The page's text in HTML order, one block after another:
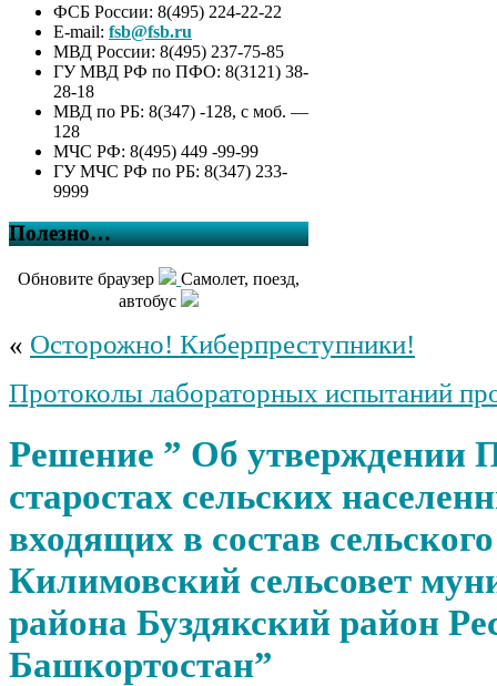
ФСБ России: 8(495) 224-22-22
E-mail: fsb@fsb.ru
МВД России: 8(495) 237-75-85
ГУ МВД РФ по ПФО: 8(3121) 38-
28-18
МВД по РБ: 8(347) -128, с моб. —
128
МЧС РФ: 8(495) 449 -99-99
ГУ МЧС РФ по РБ: 8(347) 233-
9999
Полезно…
Обновите браузер
Самолет, поезд,
автобус
« Осторожно! Киберпреступники!
Протоколы лабораторных испытаний
Решение ” Об утверждении
старостах сельских
входящих в состав
Килимовский сельсовет
района Буздякский район
Башкортостан”